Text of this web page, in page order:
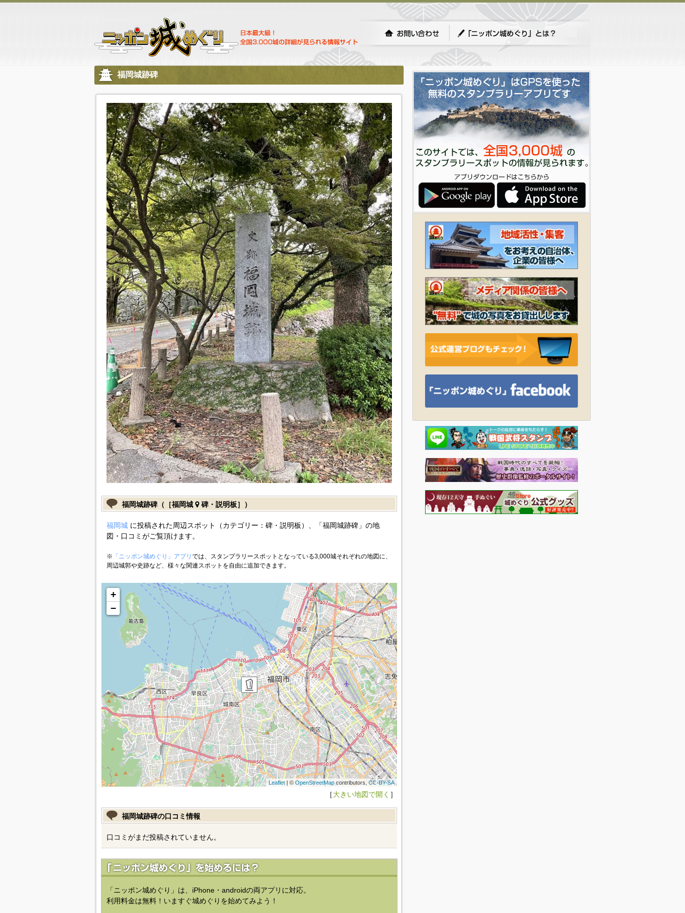
福岡城跡碑
福岡城跡碑（［福岡城 碑・説明板］）
福岡城に投稿された周辺スポット（カテゴリー：碑・説明板）、「福岡城跡碑」の地
図・口コミがご覧頂けます。
※ 「ニッポン城めぐり」アプリ では、スタンプラリースポットとなっている3,000城それぞれの地図に、
周辺城郭や史跡など、様々な関連スポットを自由に追加できます。
+
−
Leaflet| ©OpenStreetMapcontributors, CC-BY-SA
［大きい地図で開く ］
福岡城跡碑の口コミ情報
口コミがまだ投稿されていません。
「ニッポン城めぐり」は、iPhone・androidの両アプリに対応。
利用料金は無料！いますぐ城めぐりを始めてみよう！